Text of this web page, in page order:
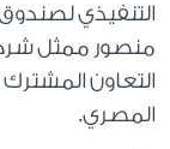
التنفيذي
التعاون
المصري.